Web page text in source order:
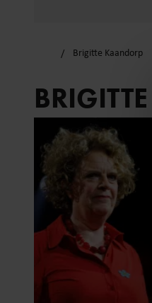
Brigitte Kaandorp